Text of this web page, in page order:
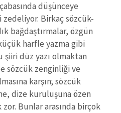
düşünceye
zedeliyor. Birkaç sözcük-
bağdaştırmalar, özgün
harfle yazma gibi
şiiri düz yazı olmaktan
sözcük zenginliği ve
karşın; sözcük
dize kuruluşuna özen
Bunlar arasında birçok